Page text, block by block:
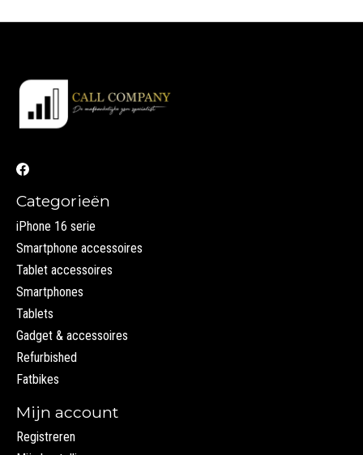
Categorieën
iPhone 16 serie
Smartphone accessoires
Tablet accessoires
Smartphones
Tablets
Gadget & accessoires
Refurbished
Fatbikes
Mijn account
Registreren